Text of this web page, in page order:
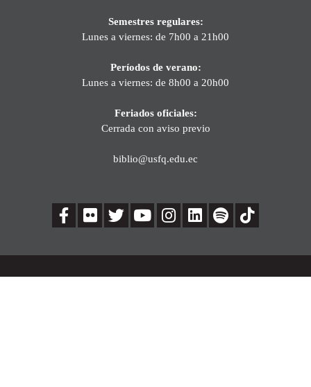
Semestres regulares:
Lunes a viernes: de 7h00 a 21h00
Períodos de verano:
Lunes a viernes: de 8h00 a 20h00
Feriados oficiales:
Cerrada con aviso previo
biblio@usfq.edu.ec